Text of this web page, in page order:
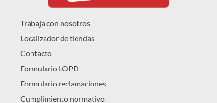
Trabaja con nosotros
Localizador de tiendas
Contacto
Formulario LOPD
Formulario reclamaciones
Cumplimiento normativo